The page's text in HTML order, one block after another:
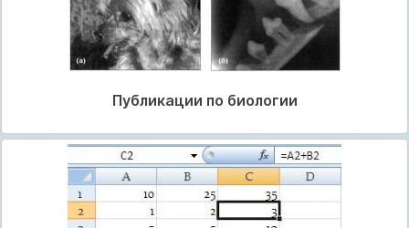
Публикации по биологии